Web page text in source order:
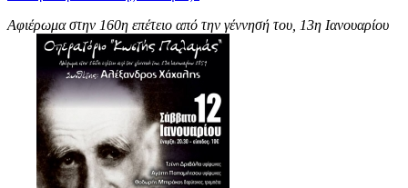
Αφιέρωμα στην 160η επέτειο από την γέννησή του, 13η Ιανουαρίου